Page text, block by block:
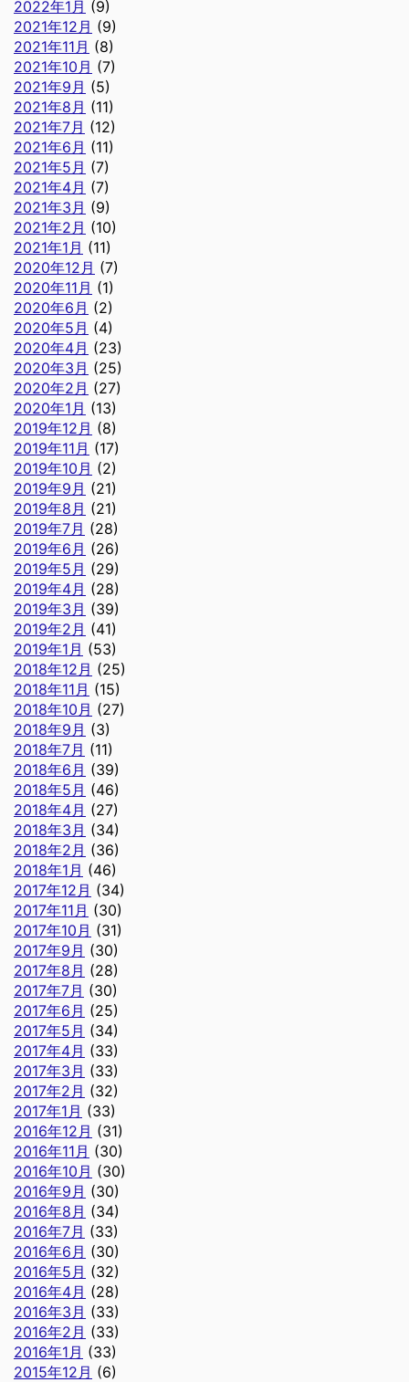
2022年1月 (9)
2021年12月 (9)
2021年11月 (8)
2021年10月 (7)
2021年9月 (5)
2021年8月 (11)
2021年7月 (12)
2021年6月 (11)
2021年5月 (7)
2021年4月 (7)
2021年3月 (9)
2021年2月 (10)
2021年1月 (11)
2020年12月 (7)
2020年11月 (1)
2020年6月 (2)
2020年5月 (4)
2020年4月 (23)
2020年3月 (25)
2020年2月 (27)
2020年1月 (13)
2019年12月 (8)
2019年11月 (17)
2019年10月 (2)
2019年9月 (21)
2019年8月 (21)
2019年7月 (28)
2019年6月 (26)
2019年5月 (29)
2019年4月 (28)
2019年3月 (39)
2019年2月 (41)
2019年1月 (53)
2018年12月 (25)
2018年11月 (15)
2018年10月 (27)
2018年9月 (3)
2018年7月 (11)
2018年6月 (39)
2018年5月 (46)
2018年4月 (27)
2018年3月 (34)
2018年2月 (36)
2018年1月 (46)
2017年12月 (34)
2017年11月 (30)
2017年10月 (31)
2017年9月 (30)
2017年8月 (28)
2017年7月 (30)
2017年6月 (25)
2017年5月 (34)
2017年4月 (33)
2017年3月 (33)
2017年2月 (32)
2017年1月 (33)
2016年12月 (31)
2016年11月 (30)
2016年10月 (30)
2016年9月 (30)
2016年8月 (34)
2016年7月 (33)
2016年6月 (30)
2016年5月 (32)
2016年4月 (28)
2016年3月 (33)
2016年2月 (33)
2016年1月 (33)
2015年12月 (6)